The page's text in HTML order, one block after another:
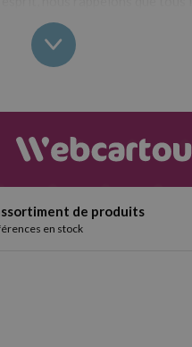
Casio ? Sans aucun doute,
de produits
en stock